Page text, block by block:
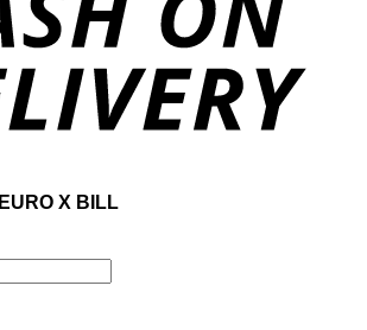
EURO X BILL